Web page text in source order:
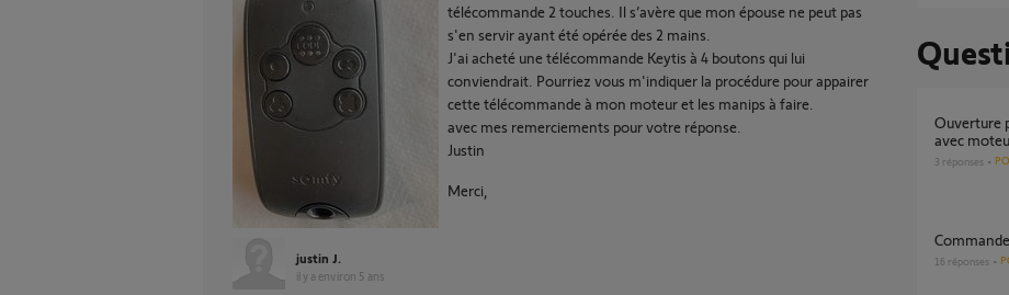
télécommande 2 touches. Il s’avère que mon épouse ne peut pas
s'en servir ayant été opérée des 2 mains.
J'ai acheté une télécommande Keytis à 4 boutons qui lui
conviendrait. Pourriez vous m'indiquer la procédure pour appairer
cette télécommande à mon moteur et les manips à faire.
avec mes remerciements pour votre réponse.
Justin
Merci,
justin J.
il y a environ 5 ans
Ouverture pietonne Keygo RTS 4 touches
avec
3 réponses
16 réponses